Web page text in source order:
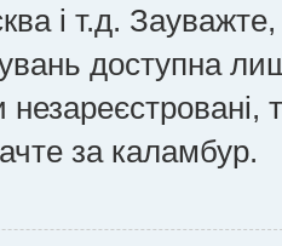
і т.д. Зауважте,
доступна
за каламбур.